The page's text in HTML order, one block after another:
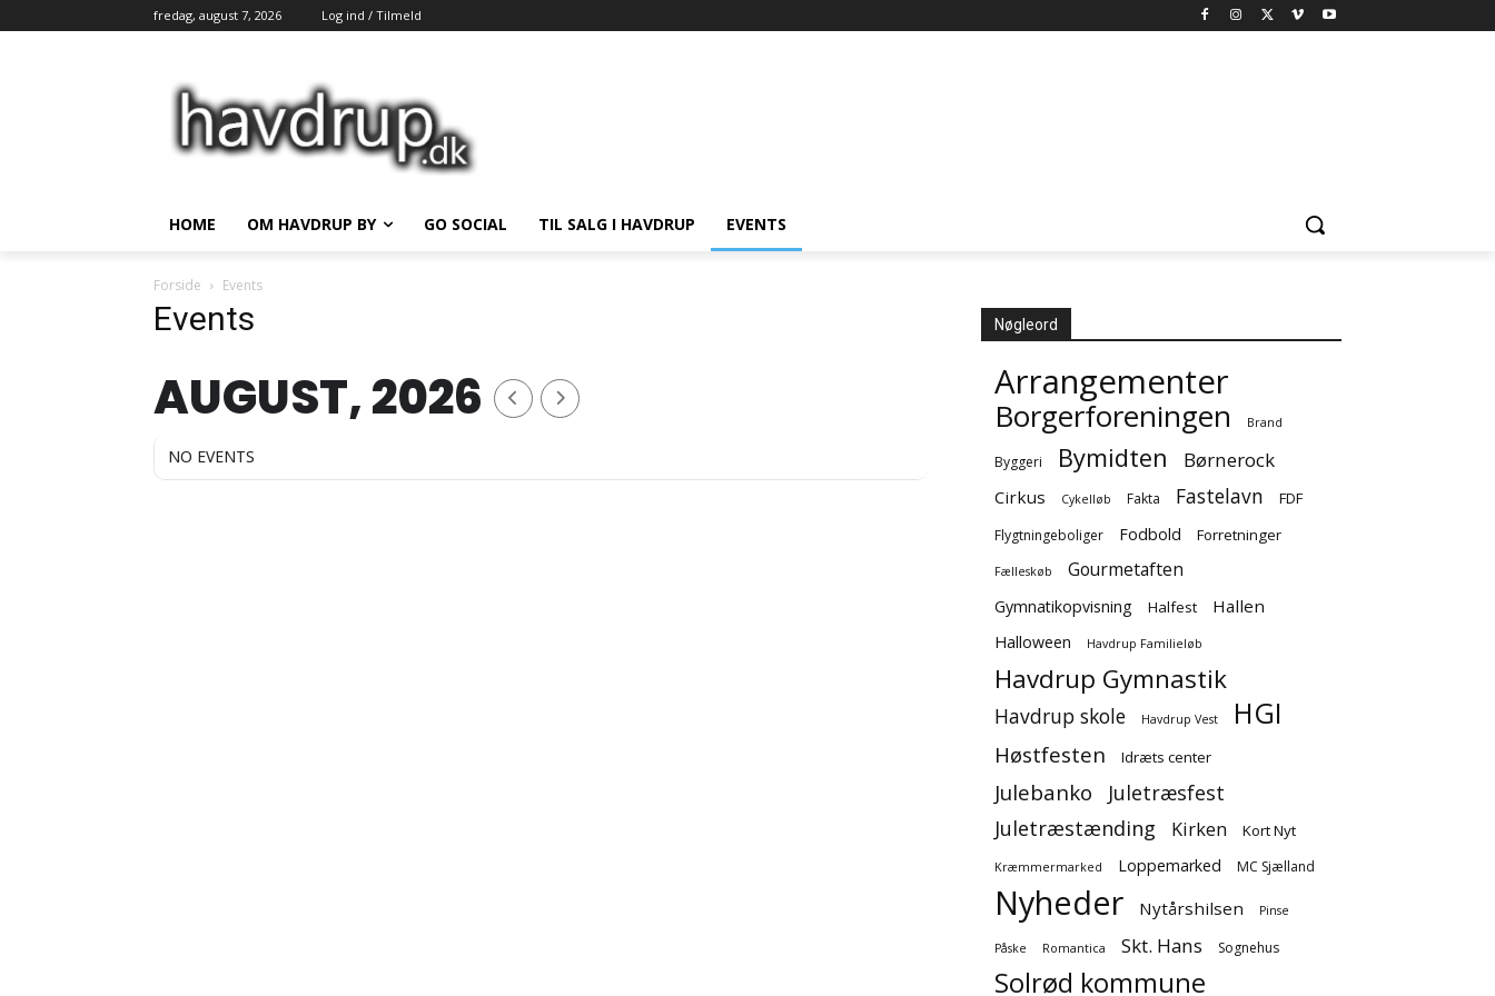
fredag, august 7, 2026 Log ind / Tilmeld
HOME OM HAVDRUP BY GO SOCIAL TIL SALG I HAVDRUP EVENTS
Forside Events
Events
AUGUST, 2026
NO EVENTS
Nøgleord
Arrangementer
Borgerforeningen Brand
Byggeri Bymidten Børnerock
Cirkus Cykelløb Fakta Fastelavn FDF
Flygtningeboliger Fodbold Forretninger
Fælleskøb Gourmetaften
Gymnatikopvisning Halfest Hallen
Halloween Havdrup Familieløb
Havdrup Gymnastik
Havdrup skole Havdrup Vest HGI
Høstfesten Idræts center
Julebanko Juletræsfest
Juletræstænding Kirken Kort Nyt
Kræmmermarked Loppemarked MC Sjælland
Nyheder Nytårshilsen Pinse
Påske Romantica Skt. Hans Sognehus
Solrød kommune